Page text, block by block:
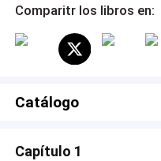
Comparitr los libros en:
Catálogo
Capítulo 1